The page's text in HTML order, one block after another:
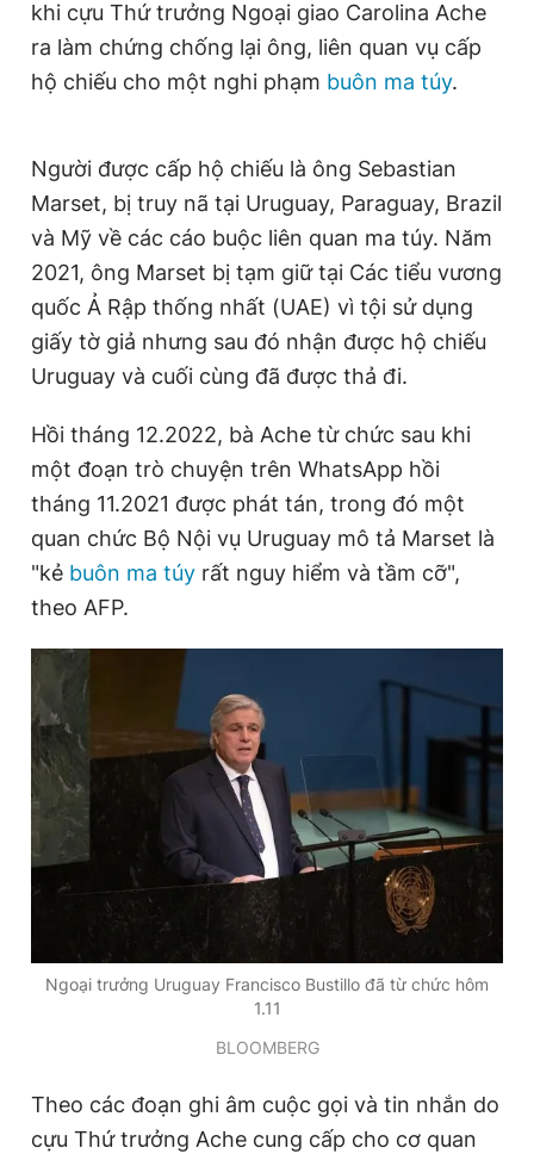
Giấy phép xuất bản số 110/GP - BTTTT cấp ngày 24.3.2020
© 2003-2026 Bản quyền thuộc về Báo Thanh Niên. Cấm sao
chép dưới mọi hình thức nếu không có sự chấp thuận bằng văn
bản. Phát triển bởi ePi Technologies, JSC.
khi cựu Thứ trưởng Ngoại giao Carolina Ache
ra làm chứng chống lại ông, liên quan vụ cấp
hộ chiếu cho một nghi phạm buôn ma túy.
Người được cấp hộ chiếu là ông Sebastian
Marset, bị truy nã tại Uruguay, Paraguay, Brazil
và Mỹ về các cáo buộc liên quan ma túy. Năm
2021, ông Marset bị tạm giữ tại Các tiểu vương
quốc Ả Rập thống nhất (UAE) vì tội sử dụng
giấy tờ giả nhưng sau đó nhận được hộ chiếu
Uruguay và cuối cùng đã được thả đi.
Hồi tháng 12.2022, bà Ache từ chức sau khi
một đoạn trò chuyện trên WhatsApp hồi
tháng 11.2021 được phát tán, trong đó một
quan chức Bộ Nội vụ Uruguay mô tả Marset là
"kẻ buôn ma túy rất nguy hiểm và tầm cỡ",
theo AFP.
Ngoại trưởng Uruguay Francisco Bustillo đã từ chức hôm
1.11
BLOOMBERG
Theo các đoạn ghi âm cuộc gọi và tin nhắn do
cựu Thứ trưởng Ache cung cấp cho cơ quan